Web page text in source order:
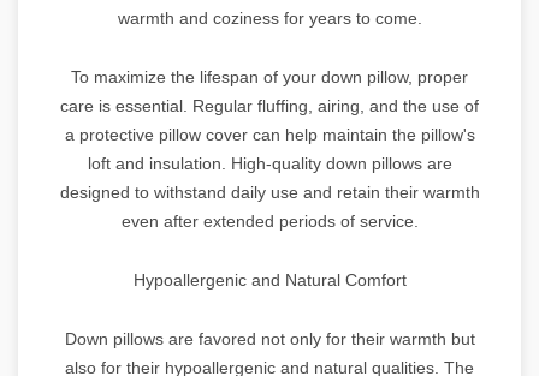
warmth and coziness for years to come.
To maximize the lifespan of your down pillow, proper
care is essential. Regular fluffing, airing, and the use of
a protective pillow cover can help maintain the pillow's
loft and insulation. High-quality down pillows are
designed to withstand daily use and retain their warmth
even after extended periods of service.
Hypoallergenic and Natural Comfort
Down pillows are favored not only for their warmth but
also for their hypoallergenic and natural qualities. The